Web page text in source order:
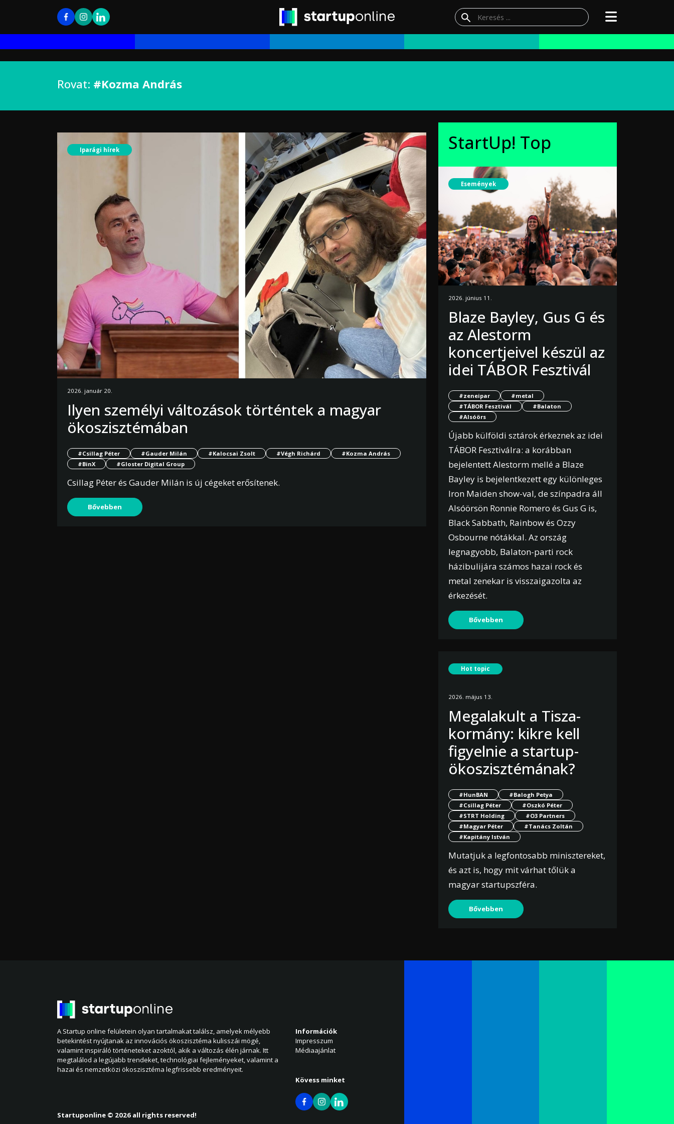
Rovat: #Kozma András
Iparági hírek
2026. január 20.
Ilyen személyi változások történtek a magyar
ökoszisztémában
#Csillag Péter #Gauder Milán #Kalocsai Zsolt #Végh Richárd
#Kozma András
#BinX
#Gloster Digital Group
Csillag Péter és Gauder Milán is új cégeket erősítenek.
Bővebben
StartUp! Top
Események
2026. június 11.
Blaze Bayley, Gus G és
az Alestorm
koncertjeivel készül az
idei TÁBOR Fesztivál
#zeneipar
#metal
#TÁBOR Fesztivál
#Balaton
#Alsóörs
Újabb külföldi sztárok érkeznek az idei
TÁBOR Fesztiválra: a korábban
bejelentett Alestorm mellé a Blaze
Bayley is bejelentkezett egy különleges
Iron Maiden show-val, de színpadra áll
Alsóörsön Ronnie Romero és Gus G is,
Black Sabbath, Rainbow és Ozzy
Osbourne nótákkal. Az ország
legnagyobb, Balaton-parti rock
házibulijára számos hazai rock és
metal zenekar is visszaigazolta az
érkezését.
Bővebben
Hot topic
2026. május 13.
Megalakult a Tisza-
kormány: kikre kell
figyelnie a startup-
ökoszisztémának?
#HunBAN
#Balogh Petya
#Csillag Péter
#Oszkó Péter
#STRT Holding
#O3 Partners
#Magyar Péter
#Tanács Zoltán
#Kapitány István
Mutatjuk a legfontosabb minisztereket,
és azt is, hogy mit várhat tőlük a
magyar startupszféra.
Bővebben
A Startup online felületein olyan tartalmakat találsz, amelyek mélyebb
betekintést nyújtanak az innovációs ökoszisztéma kulisszái mögé,
valamint inspiráló történeteket azoktól, akik a változás élén járnak. Itt
megtalálod a legújabb trendeket, technológiai fejleményeket, valamint a
hazai és nemzetközi ökoszisztéma legfrissebb eredményeit.
Információk
Impresszum
Médiaajánlat
Kövess minket
Startuponline © 2026 all rights reserved!